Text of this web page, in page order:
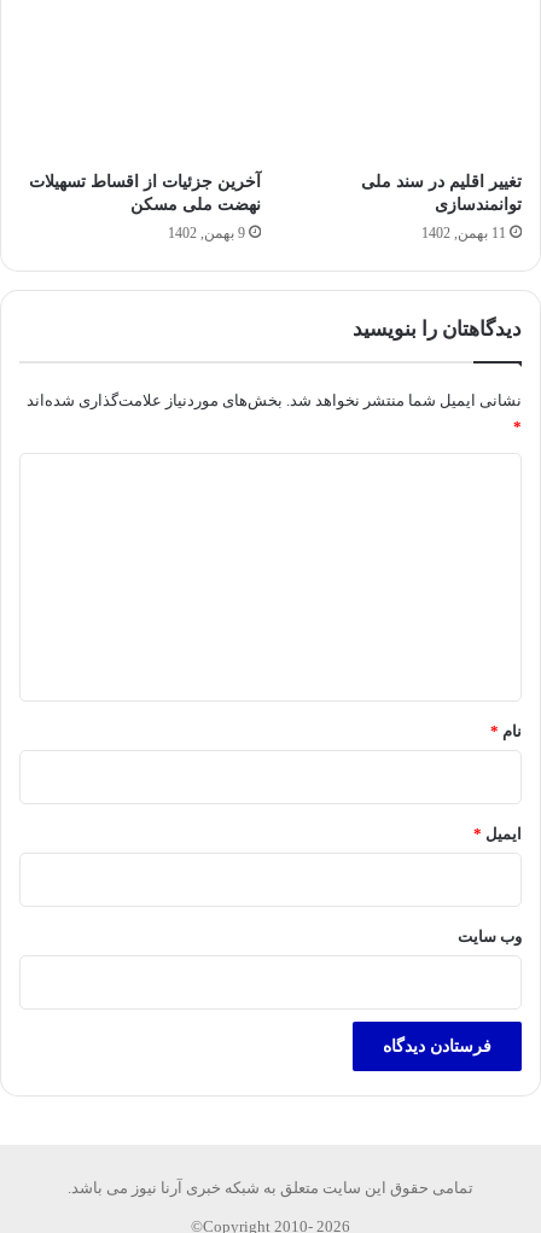
تغییر اقلیم در سند ملی
توانمندسازی
11 بهمن, 1402
آخرین جزئیات از اقساط تسهیلات
نهضت ملی مسکن
9 بهمن, 1402
دیدگاهتان را بنویسید
نشانی ایمیل شما منتشر نخواهد شد. بخش‌های موردنیاز علامت‌گذاری شده‌اند
*
نام *
ایمیل *
وب‌ سایت
تمامی حقوق این سایت متعلق به شبکه خبری آرنا نیوز می باشد.
Copyright 2010- 2026©